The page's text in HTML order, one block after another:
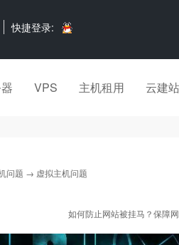
快捷登录:
VPS 主机租用 云建站
问题 → 虚拟主机问题
如何防止网站被挂马？保障